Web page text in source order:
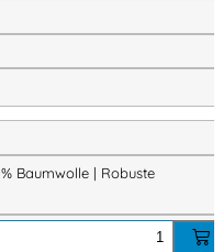
zu tragen
Arbeitseinsätzen
Baustelle, Werkstatt
Baumwolle | Robuste